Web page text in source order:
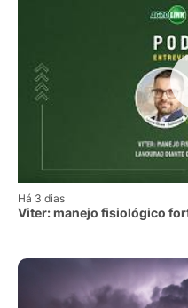
Há 3 dias
Viter: manejo fisiológico